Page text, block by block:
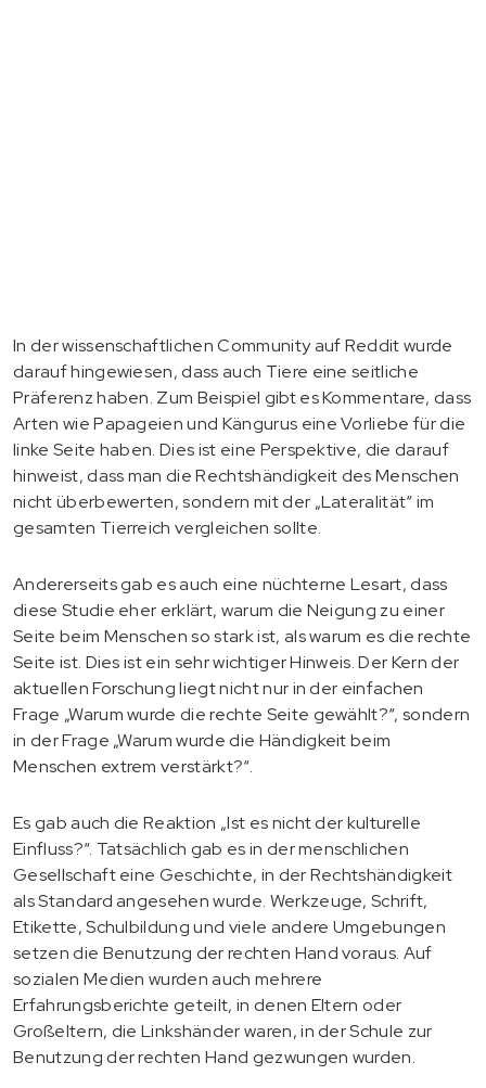
In der wissenschaftlichen Community auf Reddit wurde
darauf hingewiesen, dass auch Tiere eine seitliche
Präferenz haben. Zum Beispiel gibt es Kommentare, dass
Arten wie Papageien und Kängurus eine Vorliebe für die
linke Seite haben. Dies ist eine Perspektive, die darauf
hinweist, dass man die Rechtshändigkeit des Menschen
nicht überbewerten, sondern mit der „Lateralität“ im
gesamten Tierreich vergleichen sollte.
Andererseits gab es auch eine nüchterne Lesart, dass
diese Studie eher erklärt, warum die Neigung zu einer
Seite beim Menschen so stark ist, als warum es die rechte
Seite ist. Dies ist ein sehr wichtiger Hinweis. Der Kern der
aktuellen Forschung liegt nicht nur in der einfachen
Frage „Warum wurde die rechte Seite gewählt?“, sondern
in der Frage „Warum wurde die Händigkeit beim
Menschen extrem verstärkt?“.
Es gab auch die Reaktion „Ist es nicht der kulturelle
Einfluss?“. Tatsächlich gab es in der menschlichen
Gesellschaft eine Geschichte, in der Rechtshändigkeit
als Standard angesehen wurde. Werkzeuge, Schrift,
Etikette, Schulbildung und viele andere Umgebungen
setzen die Benutzung der rechten Hand voraus. Auf
sozialen Medien wurden auch mehrere
Erfahrungsberichte geteilt, in denen Eltern oder
Großeltern, die Linkshänder waren, in der Schule zur
Benutzung der rechten Hand gezwungen wurden.